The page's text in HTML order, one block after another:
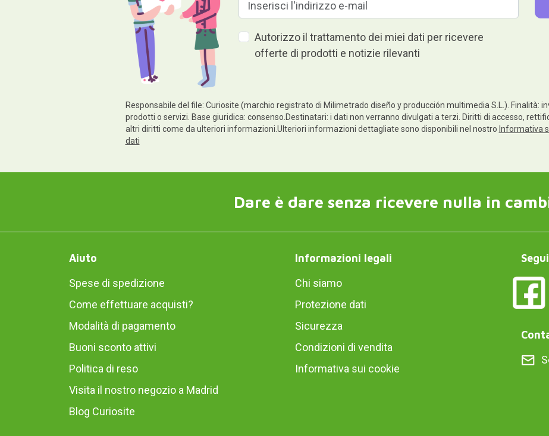
Autorizzo il trattamento dei miei dati per ricevere
offerte di prodotti e notizie rilevanti
Responsabile del file: Curiosite (marchio registrato di Milimetrado diseño y producción multimedia S.L.). Finalità:
prodotti o servizi. Base giuridica: consenso.Destinatari: i dati non verranno divulgati a terzi. Diritti di accesso,
altri diritti come da ulteriori informazioni.Ulteriori informazioni dettagliate sono disponibili nel nostro Informativa
dati
Dare è dare senza ricevere nulla in
Aiuto
Spese di spedizione
Come effettuare acquisti?
Modalità di pagamento
Buoni sconto attivi
Politica di reso
Visita il nostro negozio a Madrid
Blog Curiosite
Informazioni legali
Chi siamo
Protezione dati
Sicurezza
Condizioni di vendita
Informativa sui cookie